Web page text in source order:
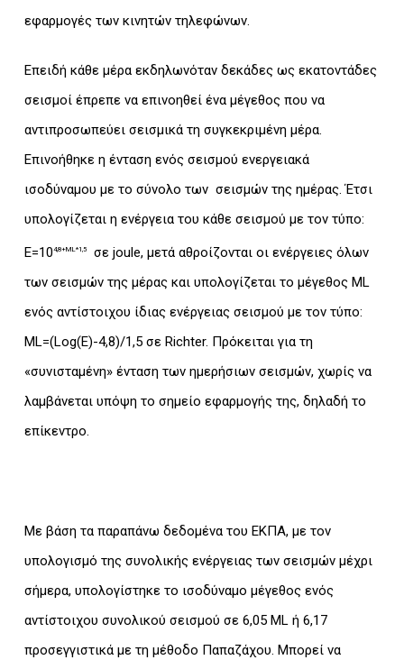
εφαρμογές των κινητών τηλεφώνων.
Επειδή κάθε μέρα εκδηλωνόταν δεκάδες ως εκατοντάδες
σεισμοί έπρεπε να επινοηθεί ένα μέγεθος που να
αντιπροσωπεύει σεισμικά τη συγκεκριμένη μέρα.
Επινοήθηκε η ένταση ενός σεισμού ενεργειακά
ισοδύναμου με το σύνολο των σεισμών της ημέρας. Έτσι
υπολογίζεται η ενέργεια του κάθε σεισμού με τον τύπο:
Ε=104,8+ML*1,5σε joule, μετά αθροίζονται οι ενέργειες όλων
των σεισμών της μέρας και υπολογίζεται το μέγεθος ML
ενός αντίστοιχου ίδιας ενέργειας σεισμού με τον τύπο:
ML=(Log(E)-4,8)/1,5 σε Richter. Πρόκειται για τη
«συνισταμένη» ένταση των ημερήσιων σεισμών, χωρίς να
λαμβάνεται υπόψη το σημείο εφαρμογής της, δηλαδή το
επίκεντρο.
Με βάση τα παραπάνω δεδομένα του ΕΚΠΑ, με τον
υπολογισμό της συνολικής ενέργειας των σεισμών μέχρι
σήμερα, υπολογίστηκε το ισοδύναμο μέγεθος ενός
αντίστοιχου συνολικού σεισμού σε 6,05 ML ή 6,17
προσεγγιστικά με τη μέθοδο Παπαζάχου. Μπορεί να